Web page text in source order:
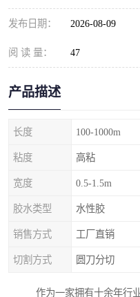
发布日期： 2026-08-09
阅 读 量： 47
产品描述
长度 100-1000m
粘度 高粘
宽度 0.5-1.5m
胶水类型 水性胶
销售方式 工厂直销
切割方式 圆刀分切
作为一家拥有十余年行